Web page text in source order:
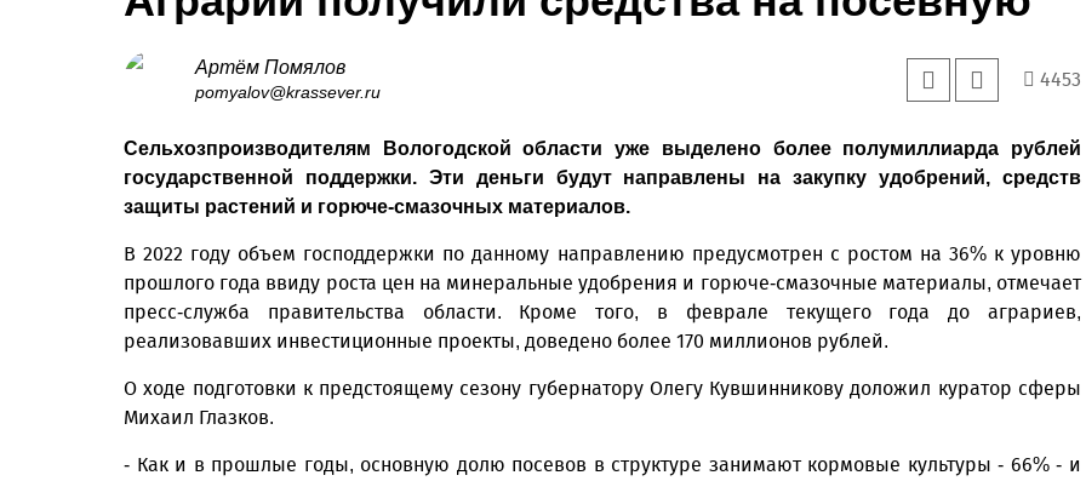
Артём Помялов
pomyalov@krassever.ru
4453
Сельхозпроизводителям Вологодской области уже выделено более полумиллиарда рублей
государственной поддержки. Эти деньги будут направлены на закупку удобрений, средств
защиты растений и горюче-смазочных материалов.
В 2022 году объем господдержки по данному направлению предусмотрен с ростом на 36% к уровню
прошлого года ввиду роста цен на минеральные удобрения и горюче-смазочные материалы, отмечает
пресс-служба правительства области. Кроме того, в феврале текущего года до аграриев,
реализовавших инвестиционные проекты, доведено более 170 миллионов рублей.
О ходе подготовки к предстоящему сезону губернатору Олегу Кувшинникову доложил куратор сферы
Михаил Глазков.
- Как и в прошлые годы, основную долю посевов в структуре занимают кормовые культуры - 66% - и